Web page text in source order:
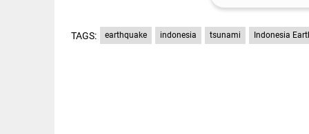
TAGS: earthquake indonesia tsunami Indonesia